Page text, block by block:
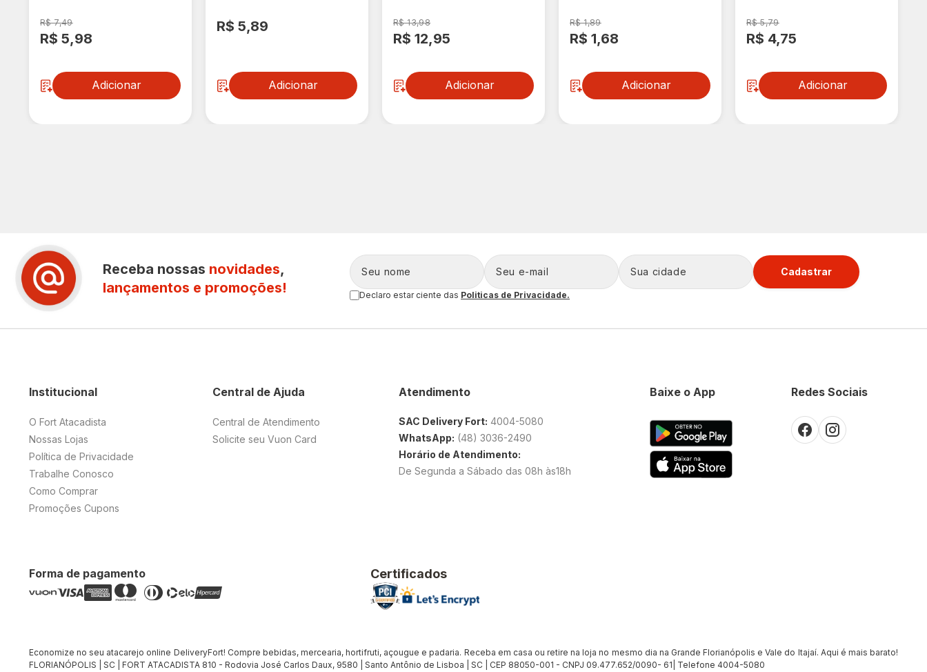
R$ 7,49
R$ 5,98
Adicionar
R$ 5,89
Adicionar
R$ 13,98
R$ 12,95
Adicionar
R$ 1,89
R$ 1,68
Adicionar
R$ 5,79
R$ 4,75
Adicionar
Receba nossas novidades,
lançamentos e promoções!
Cadastrar
Declaro estar ciente das Politicas de Privacidade.
Central de Ajuda
Central de Atendimento
Solicite seu Vuon Card
Institucional
O Fort Atacadista
Nossas Lojas
Política de Privacidade
Trabalhe Conosco
Como Comprar
Promoções Cupons
Atendimento
SAC Delivery Fort: 4004-5080
WhatsApp: (48) 3036-2490
Horário de Atendimento:
De Segunda a Sábado das 08h às18h
Redes Sociais
Baixe o App
Forma de pagamento Certificados
Economize no seu atacarejo online DeliveryFort! Compre bebidas, mercearia, hortifruti, açougue e padaria. Receba em casa ou retire na loja no mesmo dia na Grande Florianópolis e Vale do Itajaí. Aqui é mais barato!
FLORIANÓPOLIS | SC | FORT ATACADISTA 810 - Rodovia José Carlos Daux, 9580 | Santo Antônio de Lisboa | SC | CEP 88050-001 - CNPJ 09.477.652/0090- 61| Telefone 4004-5080